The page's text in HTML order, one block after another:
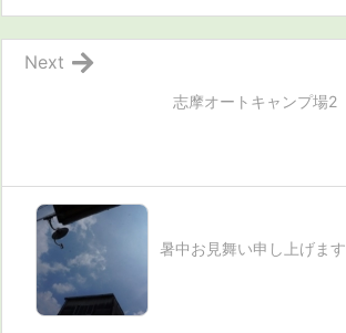
志摩オートキャンプ場2
Next
暑中お見舞い申し上げます